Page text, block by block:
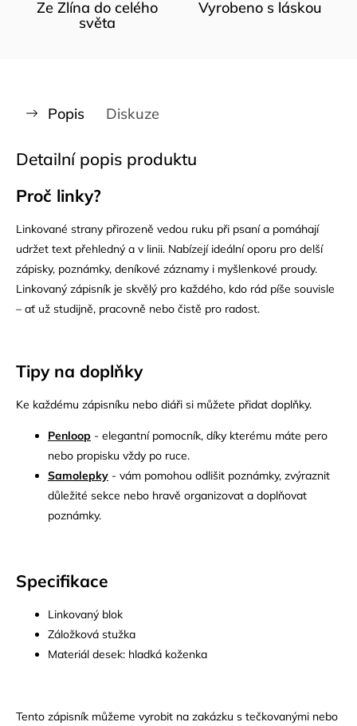
Ze Zlína do celého
světa
Vyrobeno s láskou
Popis Diskuze
Detailní popis produktu
Proč linky?
Linkované strany přirozeně vedou ruku při psaní a pomáhají
udržet text přehledný a v linii. Nabízejí ideální oporu pro delší
zápisky, poznámky, deníkové záznamy i myšlenkové proudy.
Linkovaný zápisník je skvělý pro každého, kdo rád píše souvisle
– ať už studijně, pracovně nebo čistě pro radost.
Tipy na doplňky
Ke každému zápisníku nebo diáři si můžete přidat doplňky.
Penloop - elegantní pomocník, díky kterému máte pero
nebo propisku vždy po ruce.
Samolepky - vám pomohou odlišit poznámky, zvýraznit
důležité sekce nebo hravě organizovat a doplňovat
poznámky.
Specifikace
Linkovaný blok
Záložková stužka
Materiál desek: hladká koženka
Tento zápisník můžeme vyrobit na zakázku s tečkovanými nebo